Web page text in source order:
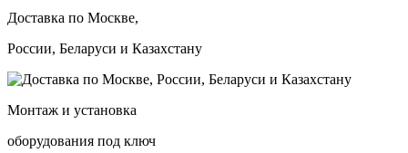
Доставка по Москве,
России, Беларуси и Казахстану
Монтаж и установка
оборудования под ключ